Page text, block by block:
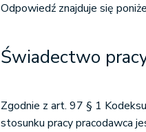
Odpowiedź znajduje się
Świadectwo
Zgodnie z art. 97 § 1
stosunku pracy pracodawca